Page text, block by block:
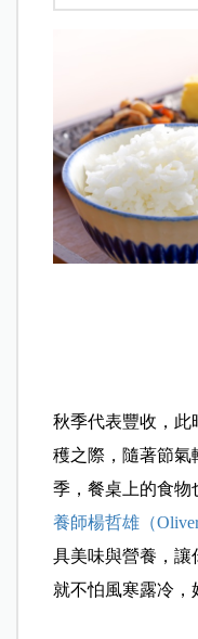
秋季代表豐收，此
穫之際，隨著節氣
季，餐桌上的食物
養師楊哲雄（
具美味與營養，讓
就不怕風寒露冷，